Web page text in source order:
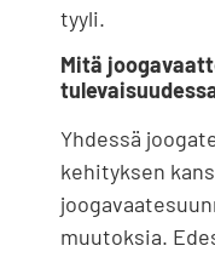
tyyli.
Mitä
Yhdessä
kehityksen
muutoksia.